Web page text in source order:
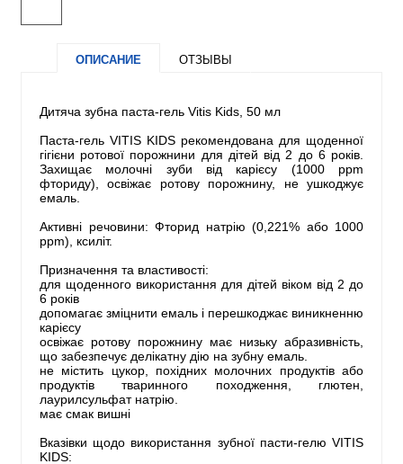
ОПИСАНИЕ ОТЗЫВЫ
Дитяча зубна паста-гель Vitis Kids, 50 мл
Паста-гель VITIS KIDS рекомендована для щоденної
гігієни ротової порожнини для дітей від 2 до 6 років.
Захищає молочні зуби від карієсу (1000 ppm
фториду), освіжає ротову порожнину, не ушкоджує
емаль.
Активні речовини: Фторид натрію (0,221% або 1000
ppm), ксиліт.
Призначення та властивості:
для щоденного використання для дітей віком від 2 до
6 років
допомагає зміцнити емаль і перешкоджає виникненню
карієсу
освіжає ротову порожнину має низьку абразивність,
що забезпечує делікатну дію на зубну емаль.
не містить цукор, похідних молочних продуктів або
продуктів тваринного походження, глютен,
лаурилсульфат натрію.
має смак вишні
Вказівки щодо використання зубної пасти-гелю VITIS
KIDS: